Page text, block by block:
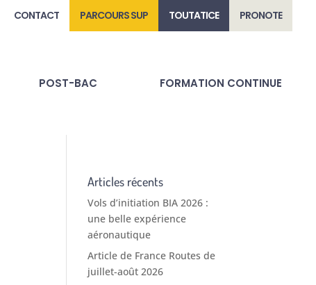
CONTACT PARCOURS SUP TOUTATICE PRONOTE
POST-BAC FORMATION CONTINUE
Articles récents
Vols d’initiation BIA 2026 :
une belle expérience
aéronautique
Article de France Routes de
juillet-août 2026